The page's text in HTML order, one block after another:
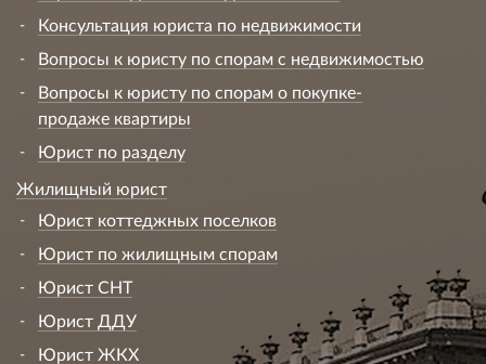
"Интернет" ---.--.2015.
Мы в срок ___.---.2015 (согласно штемпелю на конверте)
обратились в Девятый арбитражный апелляционный
суд с апелляционной жалобой, одновременно заявив
ходатайство о восстановлении процессуального срока.
Суд апелляционной инстанции не усмотрел
апелляционной жалобы, в связи с чем отказал в нам его
восстановлении и возвратил жалобу. Суд указал, что
позднее размещение текста решения от --.--.2015 в
"Интернет" не препятствовало заявителю в реализации
права на апелляционное обжалование в установленный
законом срок.